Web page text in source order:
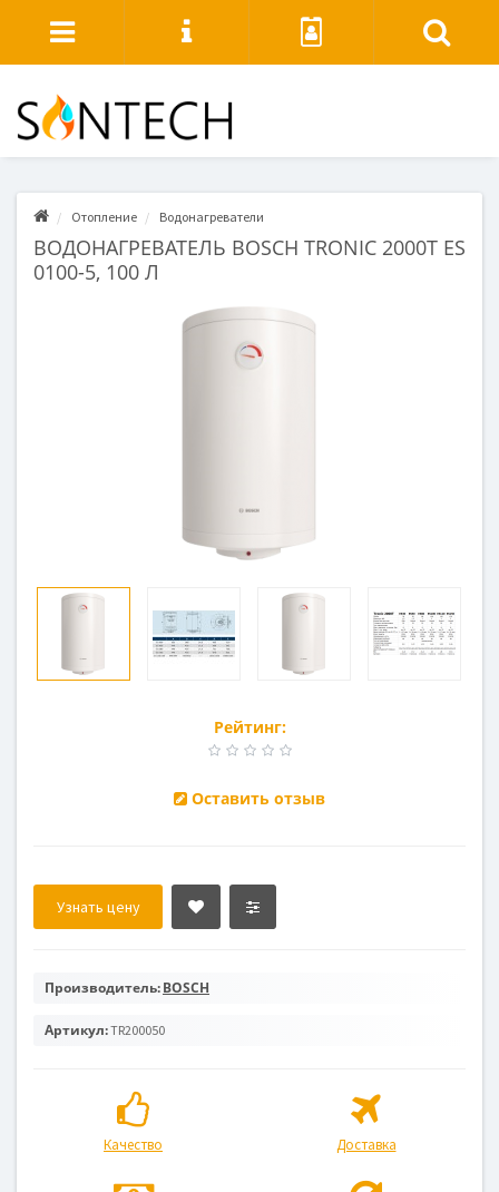
Отопление Водонагреватели
ВОДОНАГРЕВАТЕЛЬ BOSCH TRONIC 2000T ES
0100-5, 100 Л
Рейтинг:
Оставить отзыв
Узнать цену
Производитель:BOSCH
Артикул:TR200050
Качество Доставка